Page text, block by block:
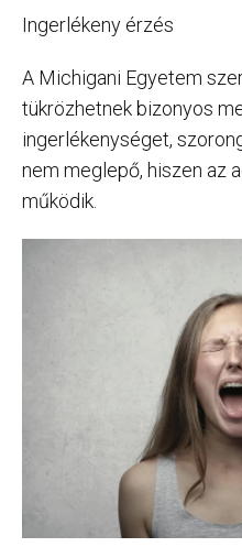
Ingerlékeny érzés
A Michigani Egyetem
tükrözhetnek bizonyos
ingerlékenységet,
nem meglepő, hiszen az
működik.